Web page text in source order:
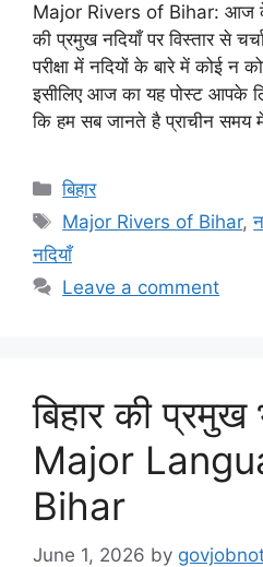
Major Rivers of Bihar: आज के
की प्रमुख नदियाँ पर विस्तार से
परीक्षा में नदियों के बारे में कोई न
इसीलिए आज का यह पोस्ट आपके
कि हम सब जानते है प्राचीन समय
Categories
बिहार
Tags
Major Rivers of Bihar,
नदियाँ
Leave a comment
बिहार की प्रमुख
Major
Bihar
June 1, 2026 by